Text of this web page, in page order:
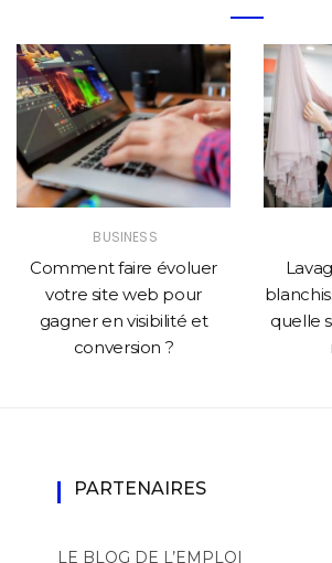
BUSINESS
Comment faire évoluer
votre site web pour
gagner en visibilité et
conversion ?
quelle
PARTENAIRES
LE BLOG DE L’EMPLOI